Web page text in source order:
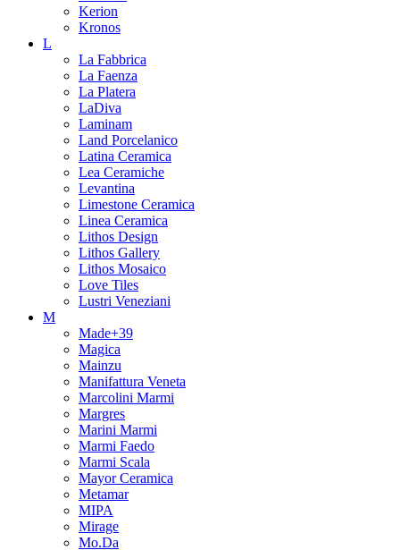
Kerion
Kronos
L
La Fabbrica
La Faenza
La Platera
LaDiva
Laminam
Land Porcelanico
Latina Ceramica
Lea Ceramiche
Levantina
Limestone Ceramica
Linea Ceramica
Lithos Design
Lithos Gallery
Lithos Mosaico
Love Tiles
Lustri Veneziani
M
Made+39
Magica
Mainzu
Manifattura Veneta
Marcolini Marmi
Margres
Marini Marmi
Marmi Faedo
Marmi Scala
Mayor Ceramica
Metamar
MIPA
Mirage
Mo.Da